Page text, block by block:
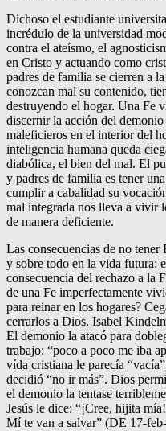
Dichoso el estudiante
incrédulo de la universidad
contra el ateísmo, el
en Cristo y actuando como
padres de familia se cierren a
conozcan mal su contenido,
destruyendo el hogar. Una Fe
discernir la acción del
maleficieros en el interior del
inteligencia humana queda
diabólica, el bien del mal. El
y padres de familia es tener
cumplir a cabalidad su
mal integrada nos lleva a vivir
de manera deficiente.
Las consecuencias de no tener
y sobre todo en la vida futura:
consecuencia del rechazo a la
de una Fe imperfectamente
para reinar en los hogares?
cerrarlos a Dios. Isabel
El demonio la atacó para
trabajo: “poco a poco me iba
vída cristiana le parecía
decidió “no ir más”. Dios
el demonio la tentase
Jesús le dice: “¡Cree, hijita
Mí te van a salvar” (DE 17-